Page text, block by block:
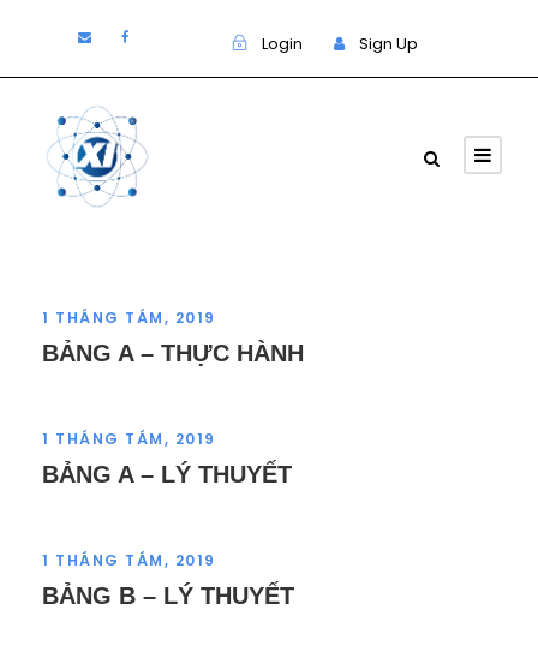
Login Sign Up
1 THÁNG TÁM, 2019
BẢNG A – THỰC HÀNH
1 THÁNG TÁM, 2019
BẢNG A – LÝ THUYẾT
1 THÁNG TÁM, 2019
BẢNG B – LÝ THUYẾT